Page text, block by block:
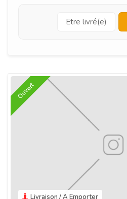
Etre livré(e)
Livraison / A Emporter
Ouvert